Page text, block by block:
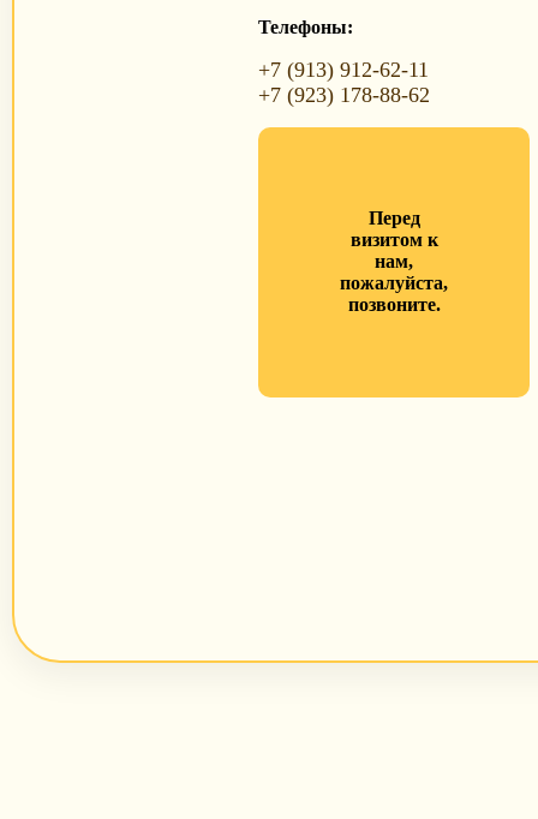
Телефоны:
+7 (913) 912-62-11
+7 (923) 178-88-62
Перед
визитом к
нам,
пожалуйста,
позвоните.